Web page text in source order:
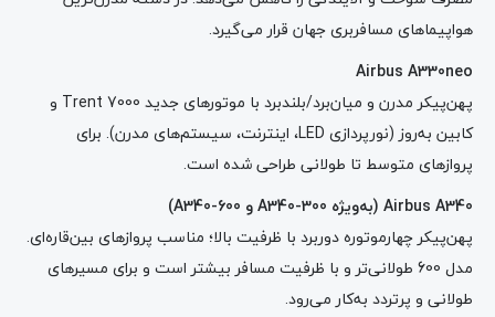
هواپیماهای مسافربری جهان قرار می‌گیرد.
Airbus A330neo
پهن‌پیکر مدرن و میان‌برد/بلندبرد با موتورهای جدید Trent 7000 و
کابین به‌روز (نورپردازی LED، اینترنت، سیستم‌های مدرن). برای
پروازهای متوسط تا طولانی طراحی شده است.
Airbus A340 ( به‌ویژه و
پهن‌پیکر چهارموتوره دوربرد با ظرفیت بالا؛ مناسب پروازهای بین‌قاره‌ای.
مدل 600 طولانی‌تر و با ظرفیت مسافر بیشتر است و برای مسیرهای
طولانی و پرتردد به‌کار می‌رود.